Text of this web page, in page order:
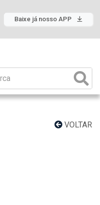
Baixe já nosso APP
VOLTAR